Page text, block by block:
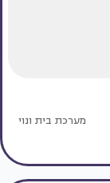
מערכת בית ונוי